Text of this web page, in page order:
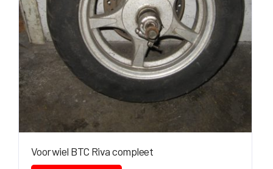
Voorwiel BTC Riva compleet